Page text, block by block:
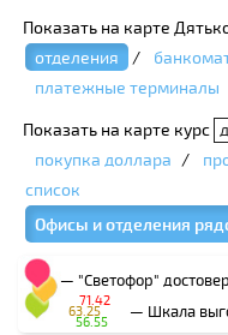
Показать на карте
отделения
/
платежные терминалы
Показать на карте курс
покупка доллара /
список
Офисы и отделения
— "Светофор"
— Шкала
56.55
63.25
71.42